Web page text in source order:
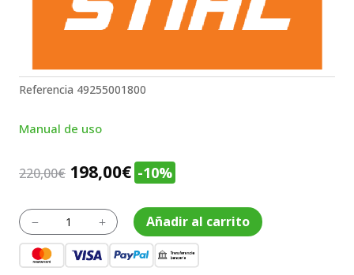
Referencia 49255001800
Manual de uso
220,00€ El
original
era:
220,00€.
198,00€El
actual
es:
198,00€.
-10%
K
Juego
de
chorro
L Añadir al carrito